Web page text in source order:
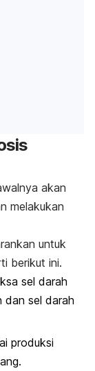
akan
melakukan
untuk
berikut ini.
sel darah
dan sel darah
produksi